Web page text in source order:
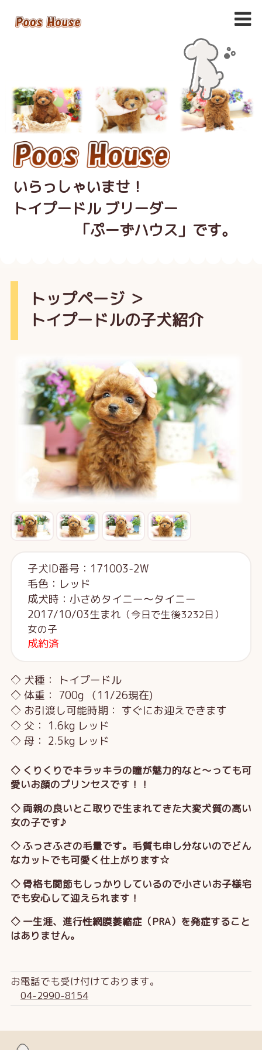
いらっしゃいませ！
トイプードル ブリーダー
「ぷーずハウス」です。
トップページ＞
トイプードルの子犬紹介
子犬ID番号：171003-2W
毛色：レッド
成犬時：小さめタイニー～タイニー
2017/10/03生まれ （今日で生後3232日）
女の子
成約済
◇ 犬種： トイプードル
◇ 体重： 700g （11/26現在)
◇ お引渡し可能時期： すぐにお迎えできます
◇ 父： 1.6kg レッド
◇ 母： 2.5kg レッド
◇ くりくりでキラッキラの瞳が魅力的なと～っても可
愛いお顔のプリンセスです！！
◇ 両親の良いとこ取りで生まれてきた大変犬質の高い
女の子です♪
◇ ふっさふさの毛量です。毛質も申し分ないのでどん
なカットでも可愛く仕上がります☆
◇ 骨格も関節もしっかりしているので小さいお子様宅
でも安心して迎えられます！
◇ 一生涯、進行性網膜萎縮症（PRA）を発症すること
はありません。
お電話でも受け付けております。
04-2990-8154